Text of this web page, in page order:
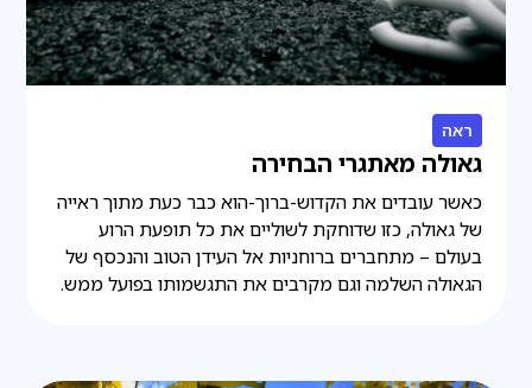
ראה
גאולה מאתגרי הבחירה
כאשר עובדים את הקדוש-ברוך-הוא כבר כעת מתוך ראייה
של גאולה, כזו שדוחקת לשוליים את כל תופעת הרוע
בעולם – מתחברים ברוחניות אל העידן הטוב והנכסף של
הגאולה השלמה וגם מקרבים את התגשמותו בפועל ממש.